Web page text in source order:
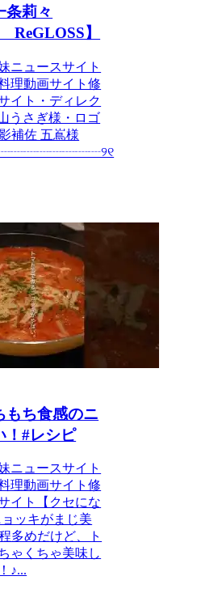
条莉々
】
ニュースサイト
理動画サイト修
イト・ディレク
うさぎ様・ロゴ
補佐 五嶌様
もち食感のニ
！#レシピ
ニュースサイト
理動画サイト修
イト【クセにな
ッキがまじ美
多めだけど、ト
ゃくちゃ美味し
♪...